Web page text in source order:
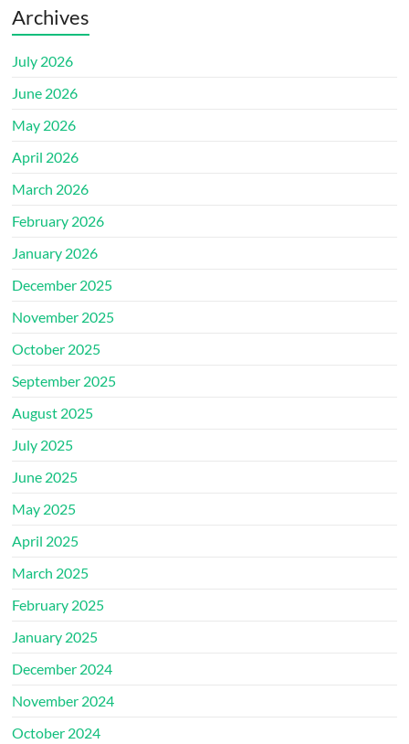
Archives
July 2026
June 2026
May 2026
April 2026
March 2026
February 2026
January 2026
December 2025
November 2025
October 2025
September 2025
August 2025
July 2025
June 2025
May 2025
April 2025
March 2025
February 2025
January 2025
December 2024
November 2024
October 2024